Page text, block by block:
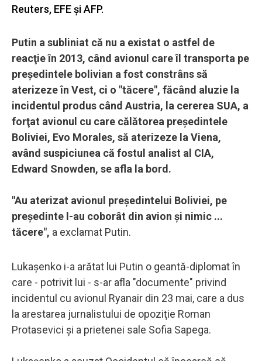
Reuters, EFE şi AFP.
Putin a subliniat că nu a existat o astfel de
reacţie în 2013, când avionul care îl transporta pe
preşedintele bolivian a fost constrâns să
aterizeze în Vest, ci o "tăcere", făcând aluzie la
incidentul produs când Austria, la cererea SUA, a
forţat avionul cu care călătorea preşedintele
Boliviei, Evo Morales, să aterizeze la Viena,
având suspiciunea că fostul analist al CIA,
Edward Snowden, se afla la bord.
"Au aterizat avionul preşedintelui Boliviei, pe
preşedinte l-au coborât din avion şi nimic ...
tăcere", a exclamat Putin.
Lukaşenko i-a arătat lui Putin o geantă-diplomat în
care - potrivit lui - s-ar afla "documente" privind
incidentul cu avionul Ryanair din 23 mai, care a dus
la arestarea jurnalistului de opoziţie Roman
Protasevici şi a prietenei sale Sofia Sapega.